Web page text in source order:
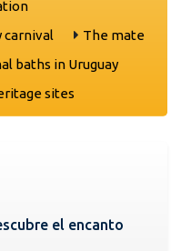
carnival
The mate
baths in Uruguay
sites
el encanto